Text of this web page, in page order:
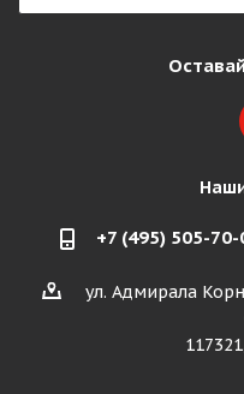
+7 (495) 505-70-
ул. Адмирала